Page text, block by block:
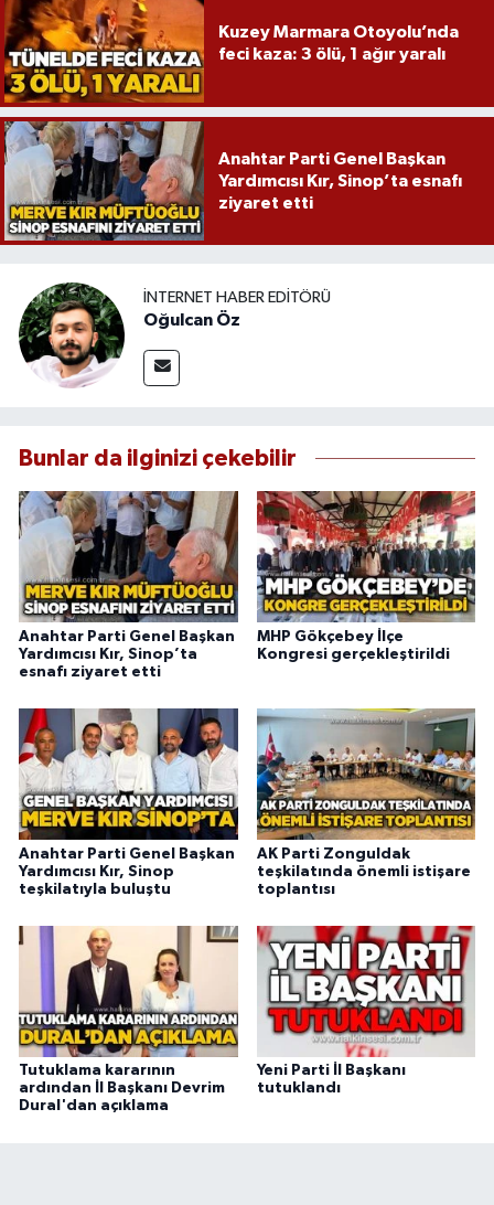
Kuzey Marmara Otoyolu’nda
feci kaza: 3 ölü, 1 ağır yaralı
Anahtar Parti Genel Başkan
Yardımcısı Kır, Sinop’ta esnafı
ziyaret etti
İNTERNET HABER EDITÖRÜ
Oğulcan Öz
Bunlar da ilginizi çekebilir
Anahtar Parti Genel Başkan
Yardımcısı Kır, Sinop’ta
esnafı ziyaret etti
MHP Gökçebey İlçe
Kongresi gerçekleştirildi
Anahtar Parti Genel Başkan
Yardımcısı Kır, Sinop
teşkilatıyla buluştu
AK Parti Zonguldak
teşkilatında önemli istişare
toplantısı
Tutuklama kararının
ardından İl Başkanı Devrim
Dural'dan açıklama
Yeni Parti İl Başkanı
tutuklandı